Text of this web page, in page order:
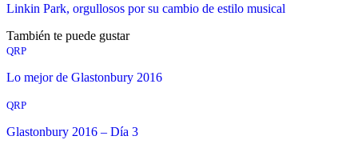
Linkin Park, orgullosos por su cambio de estilo musical
También te puede gustar
QRP
Lo mejor de Glastonbury 2016
QRP
Glastonbury 2016 – Día 3